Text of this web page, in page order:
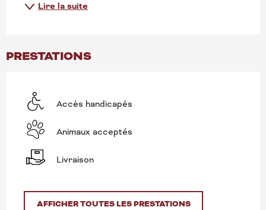
Lire la suite
PRESTATIONS
Accès handicapés
Animaux acceptés
Livraison
AFFICHER TOUTES LES PRESTATIONS